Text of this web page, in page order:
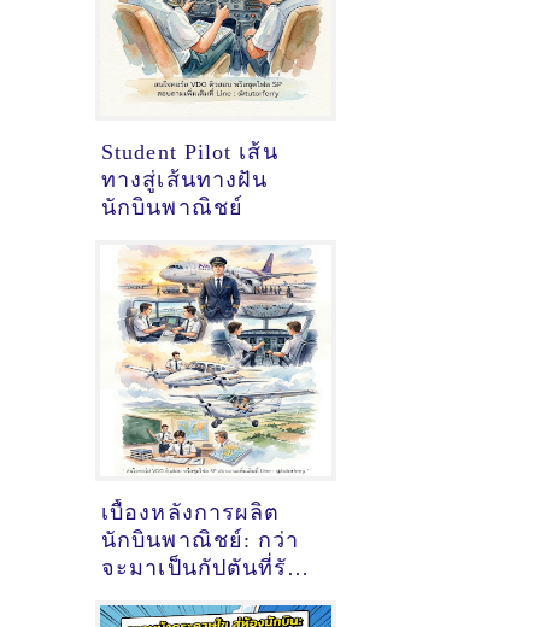
Student Pilot เส้น
ทางสู่เส้นทางฝัน
นักบินพาณิชย์
เบื้องหลังการผลิต
นักบินพาณิชย์: กว่า
จะมาเป็นกัปตันที่รับ